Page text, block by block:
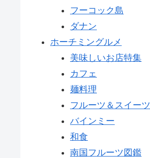
フーコック島
ダナン
ホーチミングルメ
美味しいお店特集
カフェ
麺料理
フルーツ＆スイーツ
バインミー
和食
南国フルーツ図鑑